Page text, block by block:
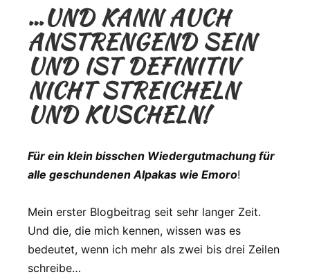
…UND KANN AUCH
ANSTRENGEND SEIN
UND IST DEFINITIV
NICHT STREICHELN
UND KUSCHELN!
Für ein klein bisschen Wiedergutmachung für
alle geschundenen Alpakas wie Emoro!
Mein erster Blogbeitrag seit sehr langer Zeit.
Und die, die mich kennen, wissen was es
bedeutet, wenn ich mehr als zwei bis drei Zeilen
schreibe…